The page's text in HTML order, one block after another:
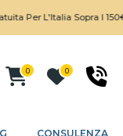
Sopra I 150€
0 0
CONSULENZA